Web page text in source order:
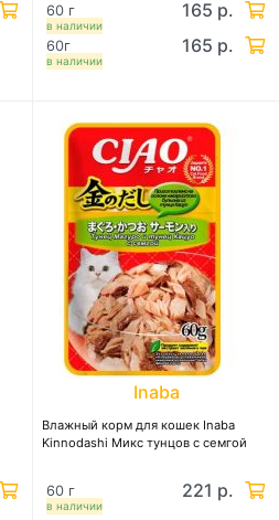
в наличии
60 г 165 р.
в наличии
60г 165 р.
Inaba
Влажный корм для кошек Inaba
Kinnodashi Микс тунцов с семгой
в наличии
60 г 221 р.